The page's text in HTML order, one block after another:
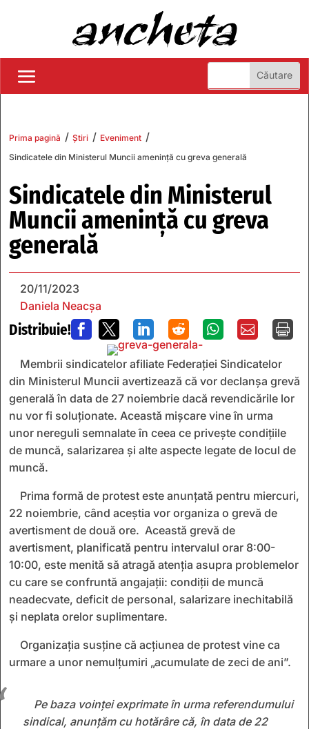
Prima pagină / Știri / Eveniment /
Sindicatele din Ministerul Muncii ameninţă cu greva generală
Sindicatele din Ministerul
Muncii ameninţă cu greva
generală
20/11/2023
Daniela Neacșa
Distribuie!       
Membrii sindicatelor afiliate Federaţiei Sindicatelor
din Ministerul Muncii avertizează că vor declanşa grevă
generală în data de 27 noiembrie dacă revendicările lor
nu vor fi soluţionate. Această mișcare vine în urma
unor nereguli semnalate în ceea ce privește condițiile
de muncă, salarizarea și alte aspecte legate de locul de
muncă.
Prima formă de protest este anunţată pentru miercuri,
22 noiembrie, când aceştia vor organiza o grevă de
avertisment de două ore. Această grevă de
avertisment, planificată pentru intervalul orar 8:00-
10:00, este menită să atragă atenția asupra problemelor
cu care se confruntă angajații: condiții de muncă
neadecvate, deficit de personal, salarizare inechitabilă
și neplata orelor suplimentare.
Organizația susține că acțiunea de protest vine ca
urmare a unor nemulțumiri „acumulate de zeci de ani”.
Pe baza voinței exprimate în urma referendumului
sindical, anunțăm cu hotărâre că, în data de 22